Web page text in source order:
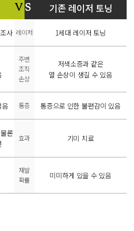
VS 기존 레이저 토닝
사 레이저 1세대 레이저 토닝
주변
조직
손상
저색소증과 같은
열 손상이 생길 수 있음
통증 통증으로 인한 불편감이 있음
론
효과 기미 치료
재발
확률
미미하게 있을 수 있음